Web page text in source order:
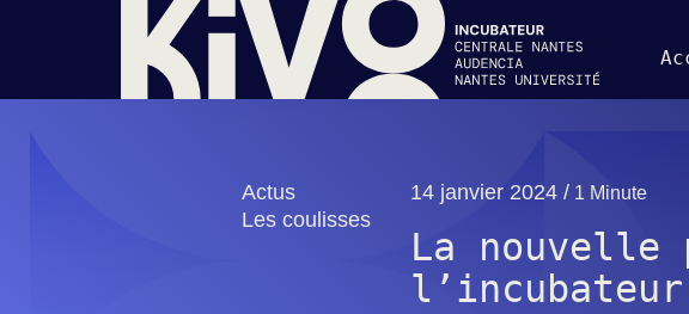
Actus
Les coulisses
14 janvier 2024 /1 Minute
La nouvelle
l’incubateur